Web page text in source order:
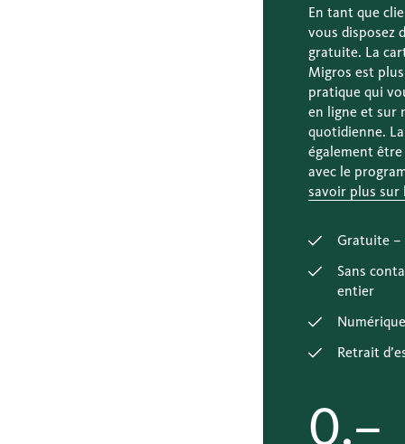
En tant que
vous disposez
gratuite. La
Migros est
pratique qui
en ligne et sur
quotidienne.
également
avec le
savoir plus sur
Gratuite –
Sans
entier
Retrait
0.–